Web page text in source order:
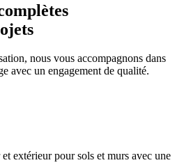
nous vous accompagnons dans
avec un engagement de qualité.
extérieur pour sols et murs avec une